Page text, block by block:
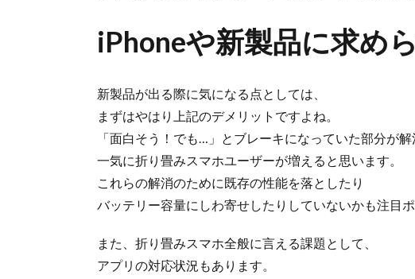
iPhoneや新製品に求め
新製品が出る際に気になる点としては、
まずはやはり上記のデメリットですよね。
「面白そう！でも…」とブレーキになっていた部分が
一気に折り畳みスマホユーザーが増えると思います。
これらの解消のために既存の性能を落としたり
バッテリー容量にしわ寄せしたりしていないかも注目ポ
また、折り畳みスマホ全般に言える課題として、
アプリの対応状況もあります。